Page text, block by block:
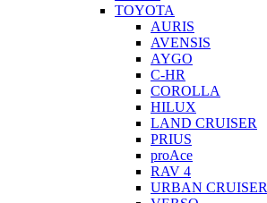
TOYOTA
AURIS
AVENSIS
AYGO
C-HR
COROLLA
HILUX
LAND CRUISER
PRIUS
proAce
RAV 4
URBAN CRUISER